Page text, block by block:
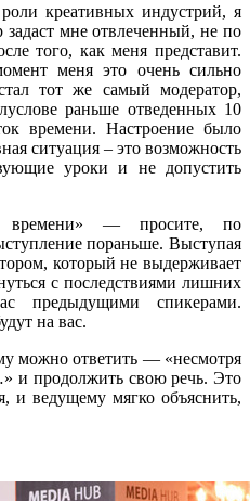
креативных индустрий, я
задаст мне отвлеченный, не по
того, как меня представит.
меня это очень сильно
тот же самый модератор,
раньше отведенных 10
времени. Настроение было
ситуация – это возможность
уроки и не допустить
времени» — просите, по
пораньше. Выступая
который не выдерживает
с последствиями лишних
предыдущими спикерами.
на вас.
можно ответить — «несмотря
и продолжить свою речь. Это
и ведущему мягко объяснить,